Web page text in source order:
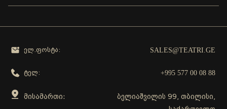
ელ.ფოსტა: SALES@TEATRI.GE
ტელ: +995 577 00 08 88
მისამართი:
ბელიაშვილის 99, თბილისი,